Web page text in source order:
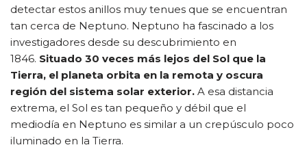
detectar estos anillos muy tenues que se encuentran
tan cerca de Neptuno. Neptuno ha fascinado a los
investigadores desde su descubrimiento en
1846. Situado 30 veces más lejos del Sol que la
Tierra, el planeta orbita en la remota y oscura
región del sistema solar exterior. A esa distancia
extrema, el Sol es tan pequeño y débil que el
mediodía en Neptuno es similar a un crepúsculo poco
iluminado en la Tierra.